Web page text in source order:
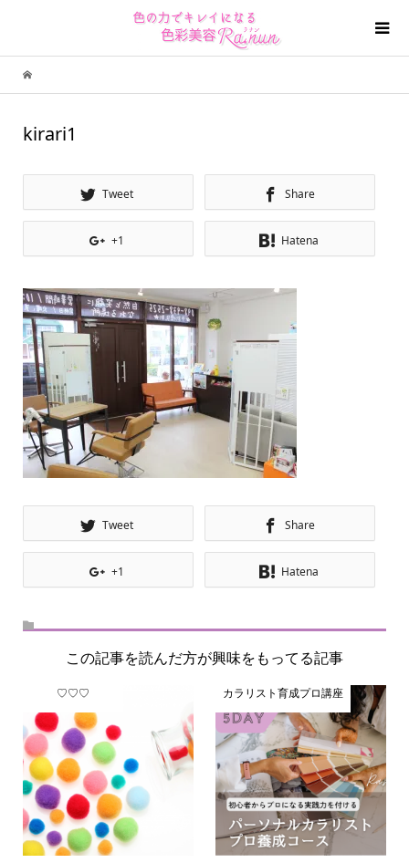
kirari1
Tweet Share
+1 Hatena
Tweet Share
+1 Hatena
この記事を読んだ方が興味をもってる記事
♡♡♡ カラリスト育成プロ講座